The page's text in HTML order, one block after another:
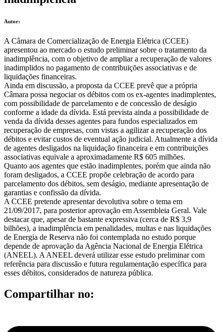
Autor:
A Câmara de Comercialização de Energia Elétrica (CCEE)
apresentou ao mercado o estudo preliminar sobre o tratamento da
inadimplência, com o objetivo de ampliar a recuperação de valores
inadimplidos no pagamento de contribuições associativas e de
liquidações financeiras.
Ainda em discussão, a proposta da CCEE prevê que a própria
Câmara possa negociar os débitos com os ex-agentes inadimplentes,
com possibilidade de parcelamento e de concessão de deságio
conforme a idade da dívida. Está prevista ainda a possibilidade de
venda da dívida desses agentes para fundos especializados em
recuperação de empresas, com vistas a agilizar a recuperação dos
débitos e evitar custos de eventual ação judicial. Atualmente a dívida
de agentes desligados na liquidação financeira e em contribuições
associativas equivale a aproximadamente R$ 605 milhões.
Quanto aos agentes que estão inadimplentes, porém que ainda não
foram desligados, a CCEE propõe celebração de acordo para
parcelamento dos débitos, sem deságio, mediante apresentação de
garantias e confissão da dívida.
A CCEE pretende apresentar devolutiva sobre o tema em
21/09/2017, para posterior aprovação em Assembleia Geral. Vale
destacar que, apesar de bastante expressiva (cerca de R$ 3,9
bilhões), a inadimplência em penalidades, multas e nas liquidações
de Energia de Reserva não foi contemplada no estudo porque
depende de aprovação da Agência Nacional de Energia Elétrica
(ANEEL). A ANEEL deverá utilizar esse estudo preliminar com
referência para discussão e futura regulamentação específica para
esses débitos, considerados de natureza pública.
Compartilhar no: